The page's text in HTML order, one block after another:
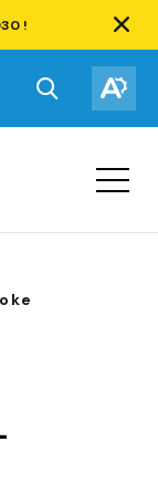
!
barre
Ouvrir
la
recherche.
la
Ouvrir
la